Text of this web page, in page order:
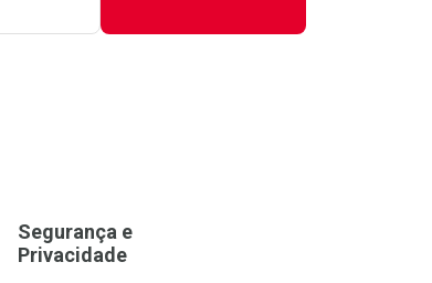
Segurança e
Privacidade